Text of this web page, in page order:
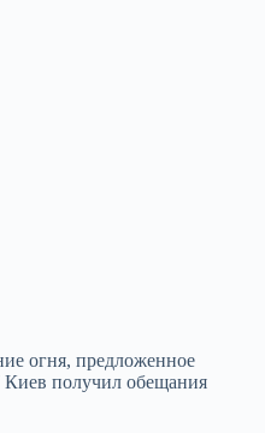
огня, предложенное
получил обещания